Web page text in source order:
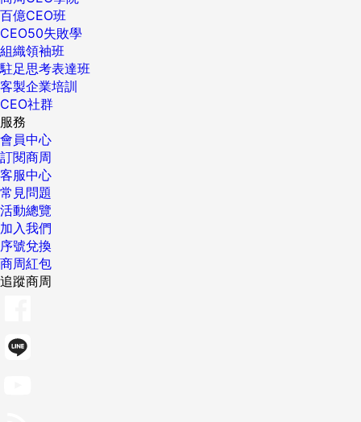
百億CEO班
CEO50失敗學
組織領袖班
駐足思考表達班
客製企業培訓
CEO社群
服務
會員中心
訂閱商周
客服中心
常見問題
活動總覽
加入我們
序號兌換
商周紅包
追蹤商周